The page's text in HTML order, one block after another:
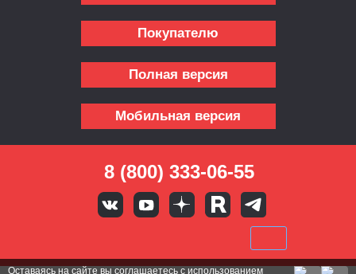
Покупателю
Полная версия
Мобильная версия
8 (800) 333-06-55
Оставаясь на сайте вы соглашаетесь с использованием